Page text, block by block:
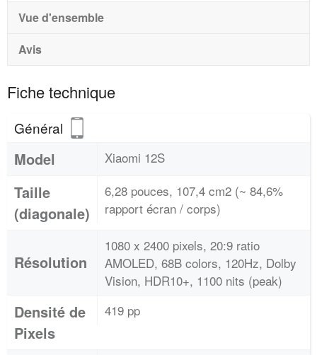
Vue d'ensemble
Avis
Fiche technique
Général
Model Xiaomi 12S
Taille
(diagonale)
6,28 pouces, 107,4 cm2 (~ 84,6%
rapport écran / corps)
Résolution
1080 x 2400 pixels, 20:9 ratio
AMOLED, 68B colors, 120Hz, Dolby
Vision, HDR10+, 1100 nits (peak)
Densité de
Pixels
419 pp